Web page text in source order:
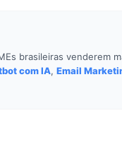
brasileiras venderem
com IA, Email